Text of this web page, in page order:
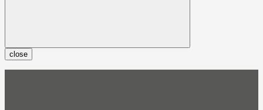
close